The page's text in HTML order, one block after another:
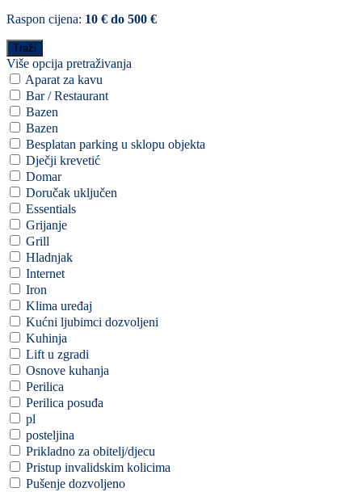
Raspon cijena: 10 € do 500 €
Više opcija pretraživanja
Aparat za kavu
Bar / Restaurant
Bazen
Bazen
Besplatan parking u sklopu objekta
Dječji krevetić
Domar
Doručak uključen
Essentials
Grijanje
Grill
Hladnjak
Internet
Iron
Klima uređaj
Kućni ljubimci dozvoljeni
Kuhinja
Lift u zgradi
Osnove kuhanja
Perilica
Perilica posuđa
pl
posteljina
Prikladno za obitelj/djecu
Pristup invalidskim kolicima
Pušenje dozvoljeno